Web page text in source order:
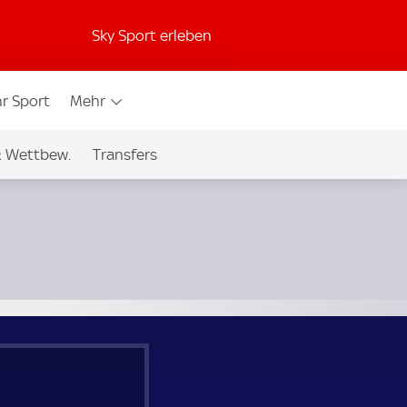
Sky Sport erleben
Sport Mehr
Wettbew. Transfers